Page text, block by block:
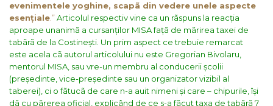
evenimentele yoghine, scapã din vedere unele aspecte
esențiale .”Articolul respectiv vine ca un rãspuns la reacția
aproape unanimã a cursanților MISA fațã de mãrirea taxei de
tabãrã de la Costinești. Un prim aspect ce trebuie remarcat
este acela cã autorul articolului nu este Gregorian Bivolaru,
mentorul MISA, sau vre-un membru al conducerii școlii
(președinte, vice-președinte sau un organizator vizibil al
taberei), ci o fãtucã de care n-a auit nimeni și care – chipurile, își
dã cu pãrerea oficial, explicând de ce s-a fãcut taxa de tabãrã 7